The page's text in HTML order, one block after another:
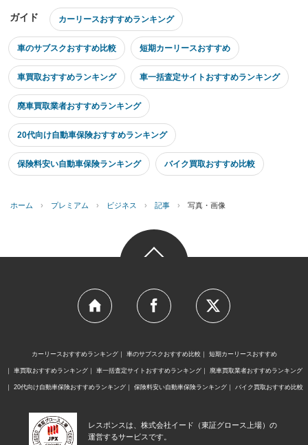
ガイド カーリースおすすめランキング
車のサブスクおすすめ比較 短期カーリースおすすめ
車買取おすすめランキング 車一括査定サイトおすすめランキング
廃車買取業者おすすめランキング
20代向け自動車保険おすすめランキング
保険料安い自動車保険ランキング バイク買取おすすめ比較
ホーム › プレミアム › ビジネス › 記事 › 写真・画像
カーリースおすすめランキング 車のサブスクおすすめ比較 短期カーリースおすすめ
車買取おすすめランキング 車一括査定サイトおすすめランキング 廃車買取業者おすすめランキング
20代向け自動車保険おすすめランキング 保険料安い自動車保険ランキング バイク買取おすすめ比較
レスポンスは、株式会社イード（東証グロース上場）の
運営するサービスです。